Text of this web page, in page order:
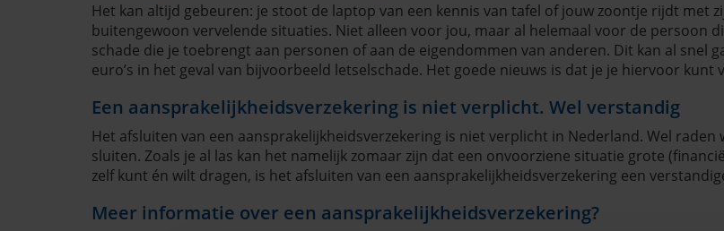
Het kan altijd gebeuren: je stoot de laptop van een kennis van tafel of jouw zoontje rijdt met
buitengewoon vervelende situaties. Niet alleen voor jou, maar al helemaal voor de persoon
schade die je toebrengt aan personen of aan de eigendommen van anderen. Dit kan al snel
euro’s in het geval van bijvoorbeeld letselschade. Het goede nieuws is dat je je hiervoor
Een aansprakelijkheidsverzekering is niet verplicht. Wel verstandig
Het afsluiten van een aansprakelijkheidsverzekering is niet verplicht in Nederland. Wel
sluiten. Zoals je al las kan het namelijk zomaar zijn dat een onvoorziene situatie grote
zelf kunt én wilt dragen, is het afsluiten van een aansprakelijkheidsverzekering een
Meer informatie over een aansprakelijkheidsverzekering?